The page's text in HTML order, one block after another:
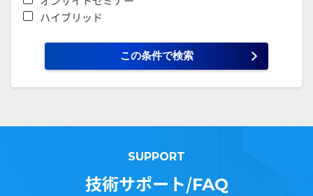
ハイブリッド
SUPPORT
技術サポート/FAQ